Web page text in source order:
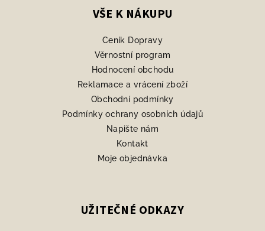
VŠE K NÁKUPU
Ceník Dopravy
Věrnostní program
Hodnocení obchodu
Reklamace a vrácení zboží
Obchodní podmínky
Podmínky ochrany osobních údajů
Napište nám
Kontakt
Moje objednávka
UŽITEČNÉ ODKAZY